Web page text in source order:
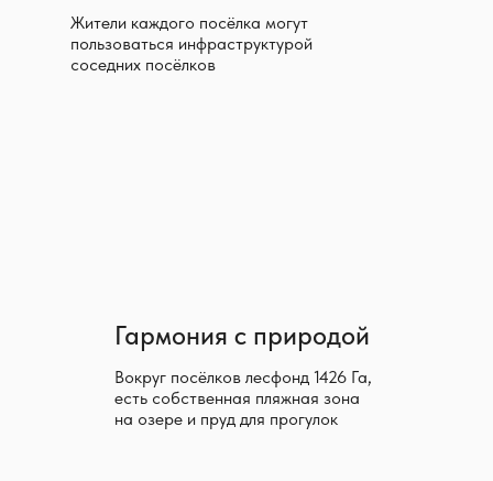
Вокруг посёлков лесфонд 1426 Га,
есть собственная пляжная зона
на озере и пруд для прогулок
Гармония с природой
Жители каждого посёлка могут
пользоваться инфраструктурой
соседних посёлков